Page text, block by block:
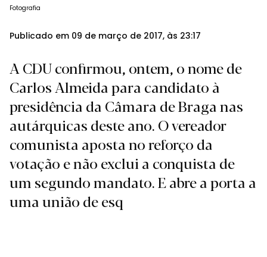
Fotografia
Publicado em 09 de março de 2017, às 23:17
A CDU confirmou, ontem, o nome de
Carlos Almeida para candidato à
presidência da Câmara de Braga nas
autárquicas deste ano. O vereador
comunista aposta no reforço da
votação e não exclui a conquista de
um segundo mandato. E abre a porta a
uma união de esq